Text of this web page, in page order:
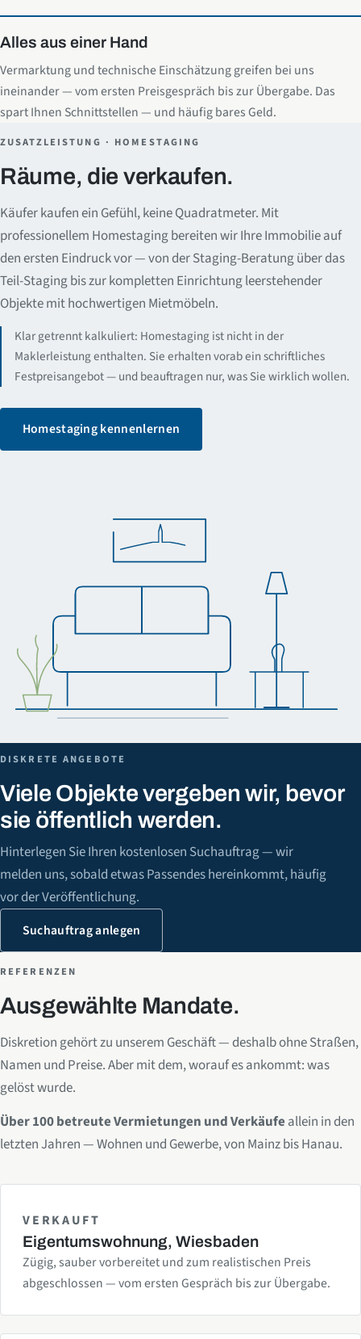
Alles aus einer Hand
Vermarktung und technische Einschätzung greifen bei uns
ineinander — vom ersten Preisgespräch bis zur Übergabe. Das
spart Ihnen Schnittstellen — und häufig bares Geld.
ZUSATZLEISTUNG · HOMESTAGING
Räume, die verkaufen.
Käufer kaufen ein Gefühl, keine Quadratmeter. Mit
professionellem Homestaging bereiten wir Ihre Immobilie auf
den ersten Eindruck vor — von der Staging-Beratung über das
Teil-Staging bis zur kompletten Einrichtung leerstehender
Objekte mit hochwertigen Mietmöbeln.
Klar getrennt kalkuliert: Homestaging ist nicht in der
Maklerleistung enthalten. Sie erhalten vorab ein schriftliches
Festpreisangebot — und beauftragen nur, was Sie wirklich wollen.
Homestaging kennenlernen
DISKRETE ANGEBOTE
Viele Objekte vergeben wir, bevor
sie öffentlich werden.
Hinterlegen Sie Ihren kostenlosen Suchauftrag — wir
melden uns, sobald etwas Passendes hereinkommt, häufig
vor der Veröffentlichung.
Suchauftrag anlegen
REFERENZEN
Ausgewählte Mandate.
Diskretion gehört zu unserem Geschäft — deshalb ohne Straßen,
Namen und Preise. Aber mit dem, worauf es ankommt: was
gelöst wurde.
Über 100 betreute Vermietungen und Verkäufeallein in den
letzten Jahren — Wohnen und Gewerbe, von Mainz bis Hanau.
VERKAUFT
Eigentumswohnung, Wiesbaden
Zügig, sauber vorbereitet und zum realistischen Preis
abgeschlossen — vom ersten Gespräch bis zur Übergabe.